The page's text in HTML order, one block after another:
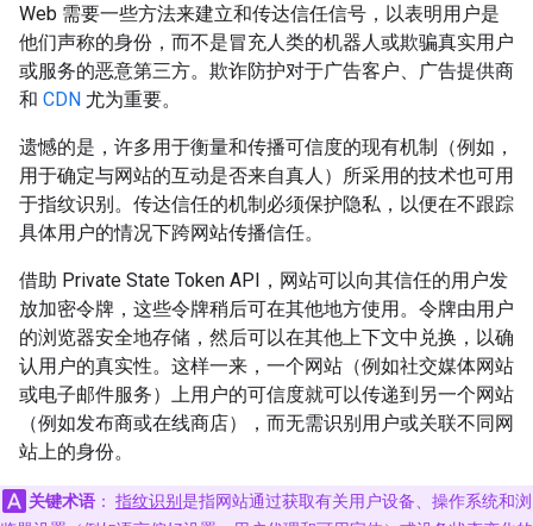
Web 需要一些方法来建立和传达信任信号，以表明用户是
他们声称的身份，而不是冒充人类的机器人或欺骗真实用户
或服务的恶意第三方。欺诈防护对于广告客户、广告提供商
和 CDN 尤为重要。
遗憾的是，许多用于衡量和传播可信度的现有机制（例如，
用于确定与网站的互动是否来自真人）所采用的技术也可用
于指纹识别。传达信任的机制必须保护隐私，以便在不跟踪
具体用户的情况下跨网站传播信任。
借助 Private State Token API，网站可以向其信任的用户发
放加密令牌，这些令牌稍后可在其他地方使用。令牌由用户
的浏览器安全地存储，然后可以在其他上下文中兑换，以确
认用户的真实性。这样一来，一个网站（例如社交媒体网站
或电子邮件服务）上用户的可信度就可以传递到另一个网站
（例如发布商或在线商店），而无需识别用户或关联不同网
站上的身份。
关键术语 ： 指纹识别是指网站通过获取有关用户设备、操作系统和浏